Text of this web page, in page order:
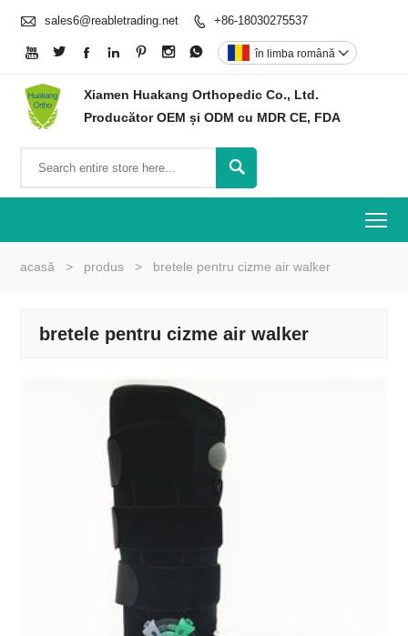
 sales6@reabletrading.net  +86-18030275537
       în limba română 
Xiamen Huakang Orthopedic Co., Ltd.
Producător OEM și ODM cu MDR CE, FDA

acasă > produs > bretele pentru cizme air walker
bretele pentru cizme air walker